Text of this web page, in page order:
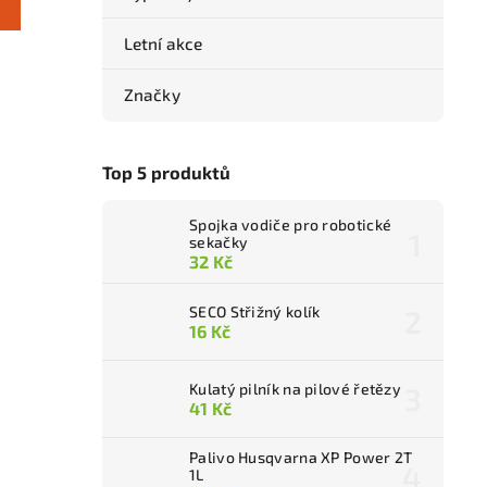
Letní akce
Značky
Top 5 produktů
Spojka vodiče pro robotické
sekačky
32 Kč
SECO Střižný kolík
16 Kč
Kulatý pilník na pilové řetězy
41 Kč
Palivo Husqvarna XP Power 2T
1L